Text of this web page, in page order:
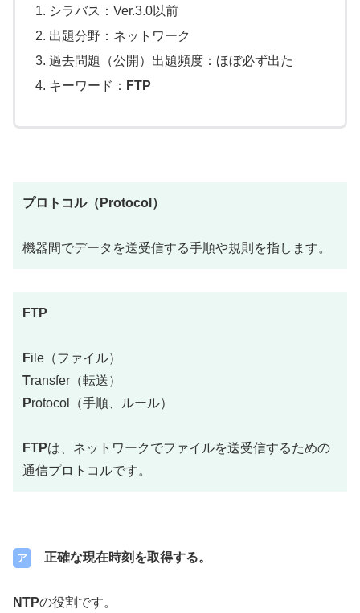
シラバス：Ver.3.0以前
出題分野：ネットワーク
過去問題（公開）出題頻度：ほぼ必ず出た
キーワード： FTP
プロトコル（Protocol）
機器間でデータを送受信する手順や規則を指します。
FTP
File（ファイル）
Transfer（転送）
Protocol（手順、ルール）
FTPは、ネットワークでファイルを送受信するための
通信プロトコルです。
ア 正確な現在時刻を取得する。
NTPの役割です。